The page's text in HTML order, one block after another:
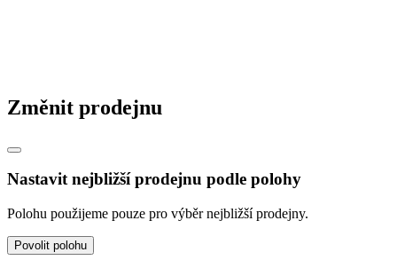
Změnit prodejnu
Nastavit nejbližší prodejnu podle polohy
Polohu použijeme pouze pro výběr nejbližší prodejny.
Povolit polohu